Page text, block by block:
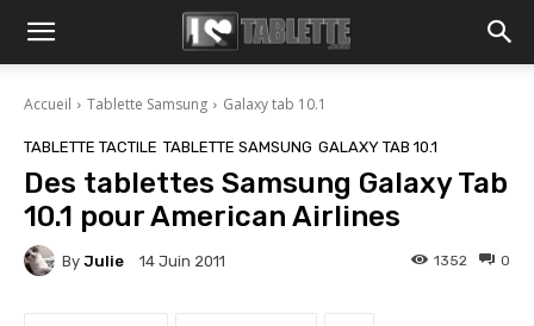
Accueil Tablette Samsung Galaxy tab 10.1
TABLETTE TACTILE TABLETTE SAMSUNG GALAXY TAB 10.1
Des tablettes Samsung Galaxy Tab
10.1 pour American Airlines
By Julie 14 Juin 2011 0
1352